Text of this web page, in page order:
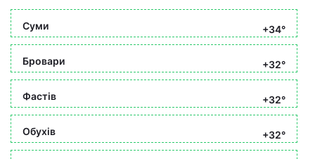
Суми +34°
Бровари +32°
Фастів +32°
Обухів +32°